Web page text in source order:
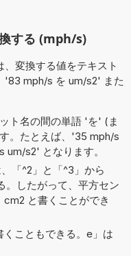
する (mph/s)
変換する値をテキスト
'83 mph/s を um/s2' また
ト名の間の単語 'を' (ま
。たとえば、'35 mph/s
s2' となります。
「^2」と「^3」から
。したがって、平方セン
と書くことができ
くこともできる。e」は